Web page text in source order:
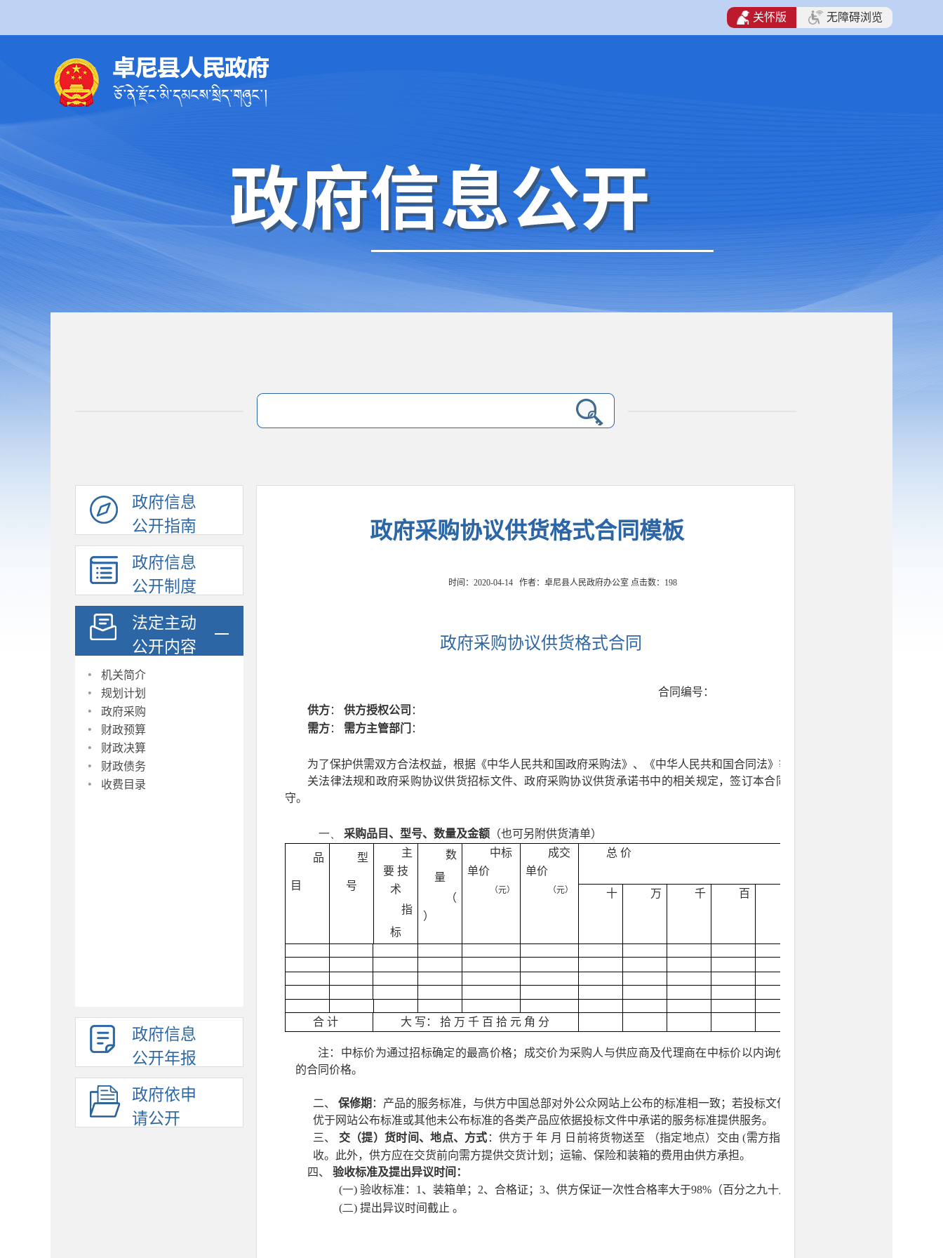
政府信息
公开指南
政府信息
公开制度
法定主动
公开内容
· 机关简介
· 规划计划
· 政府采购
· 财政预算
· 财政决算
· 财政债务
· 收费目录
政府信息
公开年报
政府依申
请公开
政府采购协议供货格式合同模板
时间：2020-04-14 作者：卓尼县人民政府办公室 点击数： 198
政府采购协议供货格式合同
合同编号：
供方： 供方授权公司 ：
需方： 需方主管部门 ：
为了保护供需双方合法权益，根据《中华人民共和国政府采购法》、《中华人民共和国合同法》等相
关法律法规和政府采购协议供货招标文件、政府采购协议供货承诺书中的相关规定，签订本合同，并共同遵
守。
一、 采购品目、型号、数量及金额 （也可另附供货清单）
品
目
型
号
主
要 技
术
指
标
数
量
（
）
中标
单价
（元）
成交
单价
（元）
总 价
十 万 千 百
合 计 大 写： 拾 万 千 百 拾 元 角 分
注：中标价为通过招标确定的最高价格；成交价为采购人与供应商及代理商在中标价以内询价协商后确定
的合同价格。
二、 保修期 ：产品的服务标准，与供方中国总部对外公众网站上公布的标准相一致；若投标文件承诺的服务
优于网站公布标准或其他未公布标准的各类产品应依据投标文件中承诺的服务标准提供服务。
三、 交（提）货时间、地点、方式 ：供方于 年 月 日前将货物送至 （指定地点）交由 (需方指定收货人
收。此外，供方应在交货前向需方提供交货计划；运输、保险和装箱的费用由供方承担。
四、 验收标准及提出异议时间：
(一) 验收标准： 1 、装箱单； 2、合格证； 3、供方保证一次性合格率大于98% （百分之九十八）。
(二) 提出异议时间截止 。
关怀版 无障碍浏览